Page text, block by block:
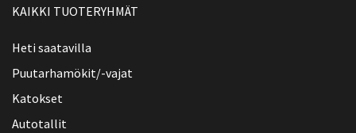
KAIKKI TUOTERYHMÄT
Heti saatavilla
Puutarhamökit/-vajat
Katokset
Autotallit